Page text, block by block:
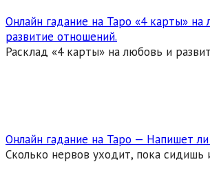
Онлайн гадание на Таро «4 карты» на
развитие отношений.
Расклад «4 карты» на любовь и
Онлайн гадание на Таро — Напишет
Сколько нервов уходит, пока